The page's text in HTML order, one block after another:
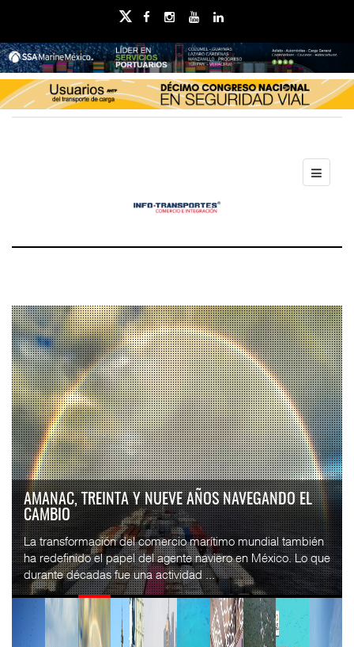
AMANAC, TREINTA Y NUEVE AÑOS NAVEGANDO EL
CAMBIO
La transformación del comercio marítimo mundial también
ha redefinido el papel del agente naviero en México. Lo que
durante décadas fue una actividad ...